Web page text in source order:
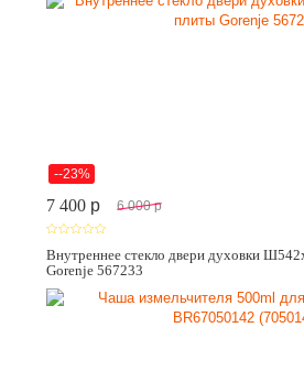
--23%
7 400 p 6 000 p
Внутреннее стекло двери духовки
Gorenje 567233